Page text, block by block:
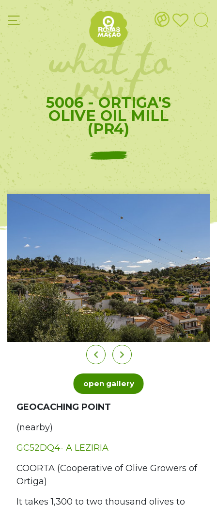
what to
visit
5006 - ORTIGA'S
OLIVE OIL MILL
(PR4)
open gallery
GEOCACHING POINT
(nearby)
GC52DQ4- A LEZIRIA
COORTA (Cooperative of Olive Growers of
Ortiga)
It takes 1,300 to two thousand olives to